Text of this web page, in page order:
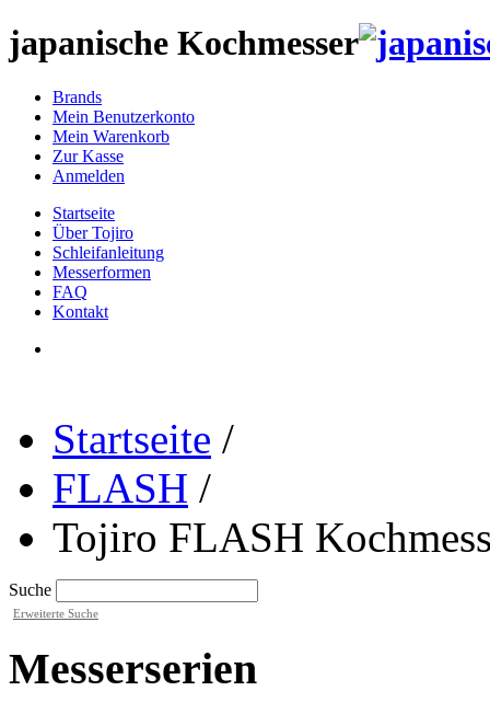
japanische Kochmesser
Brands
Mein Benutzerkonto
Mein Warenkorb
Zur Kasse
Anmelden
Startseite
Über Tojiro
Schleifanleitung
Messerformen
FAQ
Kontakt
Startseite /
FLASH /
Tojiro FLASH
Suche
Erweiterte Suche
Messerserien